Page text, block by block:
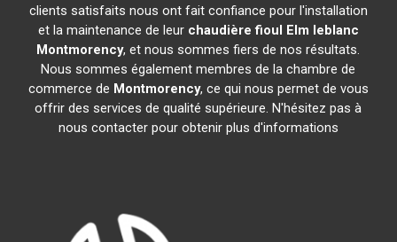
clients satisfaits nous ont fait confiance pour l'installation
et la maintenance de leur chaudière fioul Elm leblanc
Montmorency, et nous sommes fiers de nos résultats.
Nous sommes également membres de la chambre de
commerce de Montmorency, ce qui nous permet de vous
offrir des services de qualité supérieure. N'hésitez pas à
nous contacter pour obtenir plus d'informations